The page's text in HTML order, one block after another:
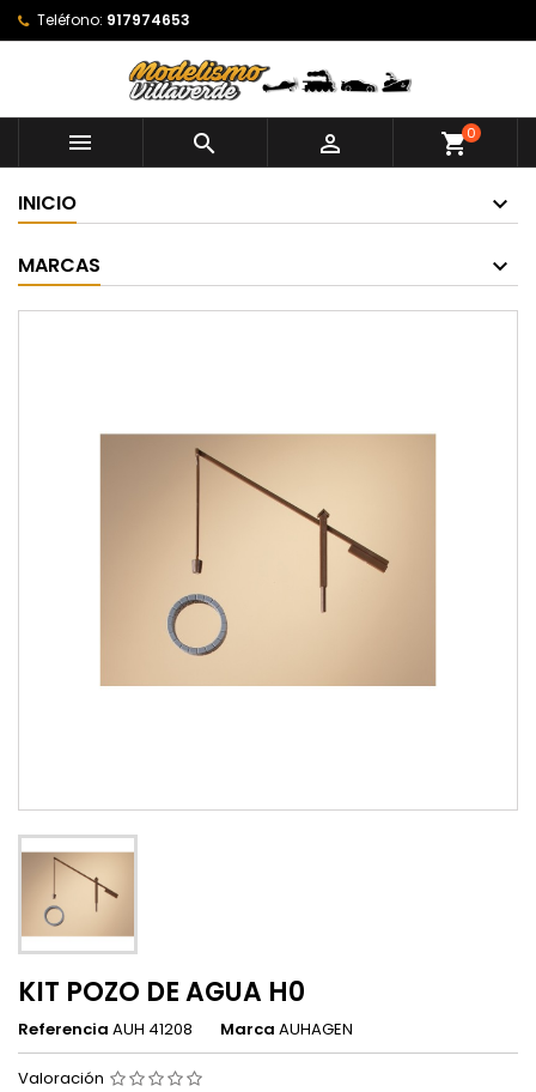
Teléfono: 917974653
   shopping_cart0
INICIO
MARCAS
KIT POZO DE AGUA H0
Referencia AUH 41208 Marca AUHAGEN
Valoración